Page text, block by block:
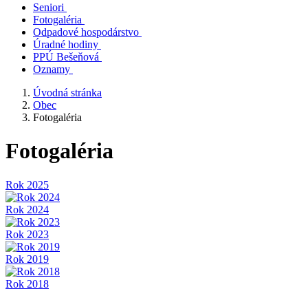
Seniori
Fotogaléria
Odpadové hospodárstvo
Úradné hodiny
PPÚ Bešeňová
Oznamy
Úvodná stránka
Obec
Fotogaléria
Fotogaléria
Rok 2025
Rok 2024
Rok 2023
Rok 2019
Rok 2018